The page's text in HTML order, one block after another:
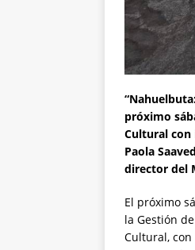
próximo
Cultural
Paola
director del
El próximo
la Gestión
Cultural,